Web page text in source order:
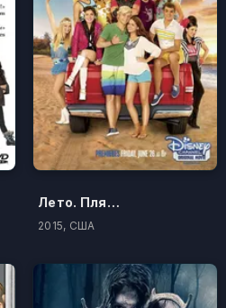
Лето. Пляж. Кино 2
2015, США